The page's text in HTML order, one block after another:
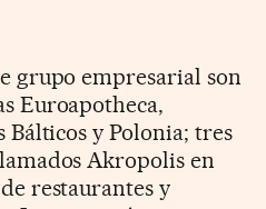
grupo empresarial son
Euroapotheca,
Bálticos y Polonia; tres
Akropolis en
restaurantes y